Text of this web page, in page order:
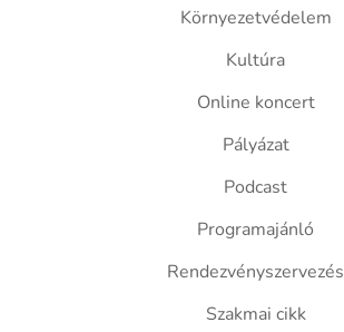
Környezetvédelem
Kultúra
Online koncert
Pályázat
Podcast
Programajánló
Rendezvényszervezés
Szakmai cikk